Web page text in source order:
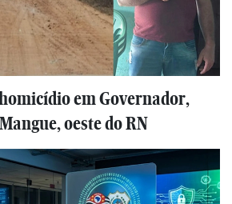
em Governador,
oeste do RN